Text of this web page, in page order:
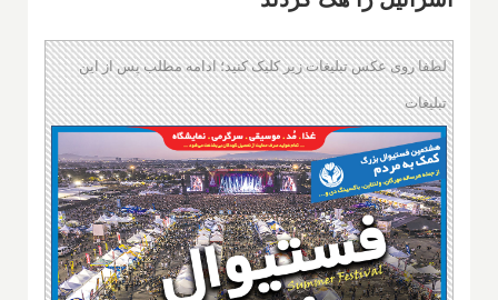
لطفا روی عکس تبلیغات زیر کلیک کنید؛ ادامه مطلب پس از این
تبلیغات